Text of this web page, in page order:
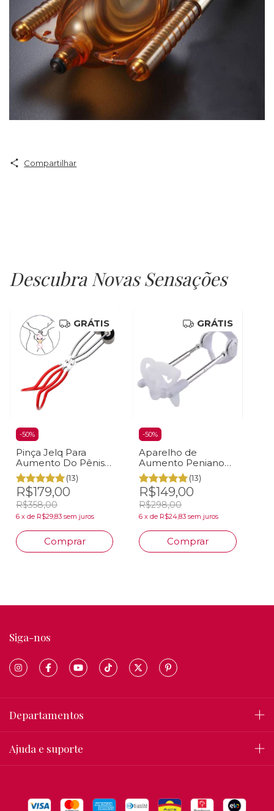
Compartilhar
Descubra Novas Sensações
GRÁTIS
-50%
Pinça Jelq Para
Aumento Do Pênis E
Alongamento
Peniano
(13)
R$179,00
R$358,00
6 x de R$29,83 sem juros
Comprar
GRÁTIS
-50%
Aparelho de
Aumento Peniano
Pro Extender
System Aumentar
Pênis
(13)
R$149,00
R$298,00
6 xde R$24,83 sem juros
Comprar
Siga-nos
Departamentos
Ajuda e suporte